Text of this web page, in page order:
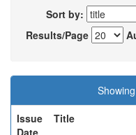
Sort by:
Results/Page
Issue
Date
Title